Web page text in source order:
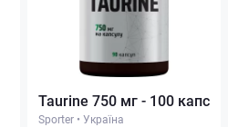
Taurine 750 мг - 100 капс
Sporter • Україна